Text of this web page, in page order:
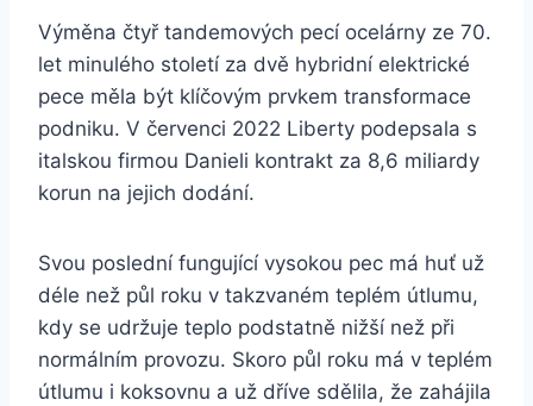
Výměna čtyř tandemových pecí ocelárny ze 70.
let minulého století za dvě hybridní elektrické
pece měla být klíčovým prvkem transformace
podniku. V červenci 2022 Liberty podepsala s
italskou firmou Danieli kontrakt za 8,6 miliardy
korun na jejich dodání.
Svou poslední fungující vysokou pec má huť už
déle než půl roku v takzvaném teplém útlumu,
kdy se udržuje teplo podstatně nižší než při
normálním provozu. Skoro půl roku má v teplém
útlumu i koksovnu a už dříve sdělila, že zahájila